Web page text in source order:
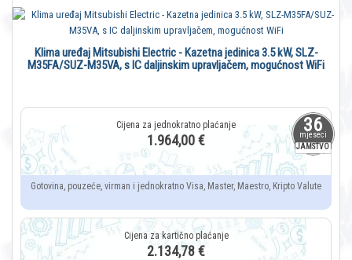
36
mjeseci
JAMSTVO
Klima uređaj Mitsubishi Electric - Kazetna jedinica 3.5 kW, SLZ-
M35FA/SUZ-M35VA, s IC daljinskim upravljačem, mogućnost WiFi
1.964,00 €
Gotovina, pouzeće, virman i jednokratno Visa, Master, Maestro, Kripto Valute
2.134,78 €